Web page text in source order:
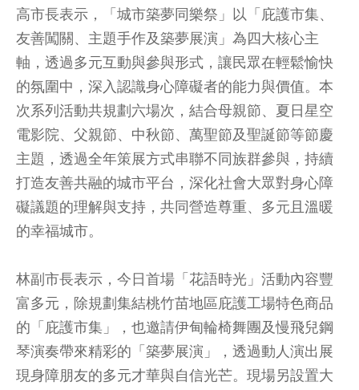
高市長表示，「城市築夢同樂祭」以「庇護市集、
友善闖關、主題手作及築夢展演」為四大核心主
軸，透過多元互動與參與形式，讓民眾在輕鬆愉快
的氛圍中，深入認識身心障礙者的能力與價值。本
次系列活動共規劃六場次，結合母親節、夏日星空
電影院、父親節、中秋節、萬聖節及聖誕節等節慶
主題，透過全年策展方式串聯不同族群參與，持續
打造友善共融的城市平台，深化社會大眾對身心障
礙議題的理解與支持，共同營造尊重、多元且溫暖
的幸福城市。
林副市長表示，今日首場「花語時光」活動內容豐
富多元，除規劃集結桃竹苗地區庇護工場特色商品
的「庇護市集」，也邀請伊甸輪椅舞團及慢飛兒鋼
琴演奏帶來精彩的「築夢展演」，透過動人演出展
現身障朋友的多元才華與自信光芒。現場另設置大